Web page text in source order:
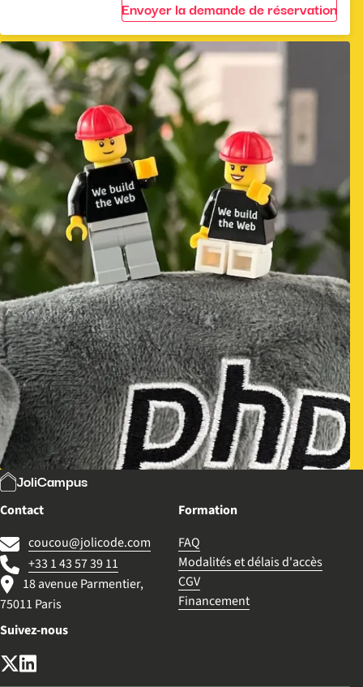
Envoyer la demande de réservation
JoliCampus
Contact
coucou@jolicode.com
+33 1 43 57 39 11
18 avenue Parmentier,
75011 Paris
Formation
FAQ
Modalités et délais d'accès
CGV
Financement
Suivez-nous
X (anciennement Twitter)
LinkedIn